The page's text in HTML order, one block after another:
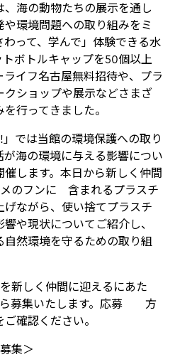
海の動物たちの展示を通し
環境問題への取り組みをミ
って、学んで」体験できる水
ボトルキャップを50個以上
イフ名古屋無料招待や、プラ
ショップや展示などさまざ
行ってきました。
では当館の環境保護への取り
海の環境に与える影響につい
します。本日から新しく仲間
のフンに 含まれるプラスチ
げながら、使い捨てプラスチ
や現状についてご紹介し、
然環境を守るための取り組
新しく仲間に迎えるにあた
ら募集いたします。応募 方
確認ください。
集＞